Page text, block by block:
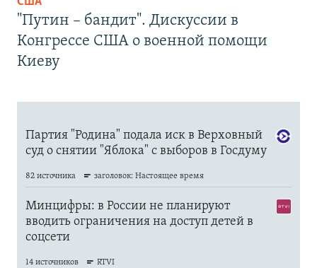
"Путин – бандит". Дискуссии в
Конгрессе США о военной помощи
Киеву